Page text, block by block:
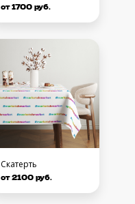
от 1700 руб.
Скатерть
от 2100 руб.